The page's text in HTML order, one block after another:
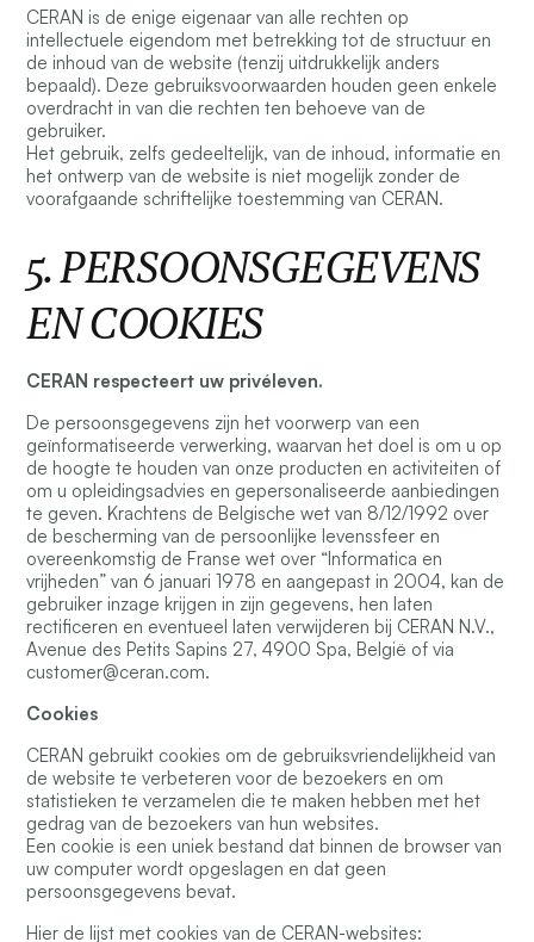
CERAN is de enige eigenaar van alle rechten op
intellectuele eigendom met betrekking tot de structuur en
de inhoud van de website (tenzij uitdrukkelijk anders
bepaald). Deze gebruiksvoorwaarden houden geen enkele
overdracht in van die rechten ten behoeve van de
gebruiker.
Het gebruik, zelfs gedeeltelijk, van de inhoud, informatie en
het ontwerp van de website is niet mogelijk zonder de
voorafgaande schriftelijke toestemming van CERAN.
5. PERSOONSGEGEVENS
EN COOKIES
CERAN respecteert uw privéleven.
De persoonsgegevens zijn het voorwerp van een
geïnformatiseerde verwerking, waarvan het doel is om u op
de hoogte te houden van onze producten en activiteiten of
om u opleidingsadvies en gepersonaliseerde aanbiedingen
te geven. Krachtens de Belgische wet van 8/12/1992 over
de bescherming van de persoonlijke levenssfeer en
overeenkomstig de Franse wet over “Informatica en
vrijheden” van 6 januari 1978 en aangepast in 2004, kan de
gebruiker inzage krijgen in zijn gegevens, hen laten
rectificeren en eventueel laten verwijderen bij CERAN N.V.,
Avenue des Petits Sapins 27, 4900 Spa, België of via
customer@ceran.com.
Cookies
CERAN gebruikt cookies om de gebruiksvriendelijkheid van
de website te verbeteren voor de bezoekers en om
statistieken te verzamelen die te maken hebben met het
gedrag van de bezoekers van hun websites.
Een cookie is een uniek bestand dat binnen de browser van
uw computer wordt opgeslagen en dat geen
persoonsgegevens bevat.
Hier de lijst met cookies van de CERAN-websites: